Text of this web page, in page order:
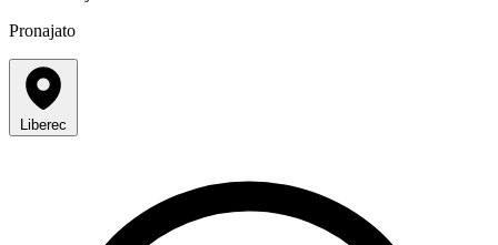
Pronajato
Liberec